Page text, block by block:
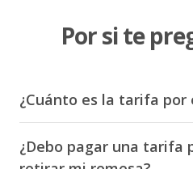
Por si te
¿Cuánto es la tarifa por
¿Debo pagar una tarifa